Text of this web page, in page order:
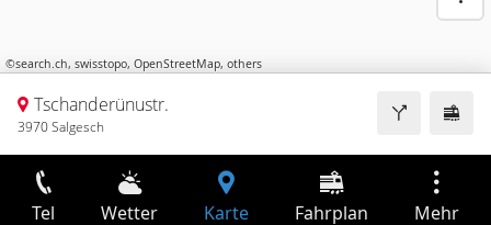
©search.ch, swisstopo, OpenStreetMap, others
Tschanderünustr.
3970 Salgesch
Tel Wetter Karte Fahrplan Mehr